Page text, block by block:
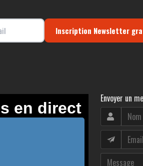
Inscription Newsletter
Envoyer un